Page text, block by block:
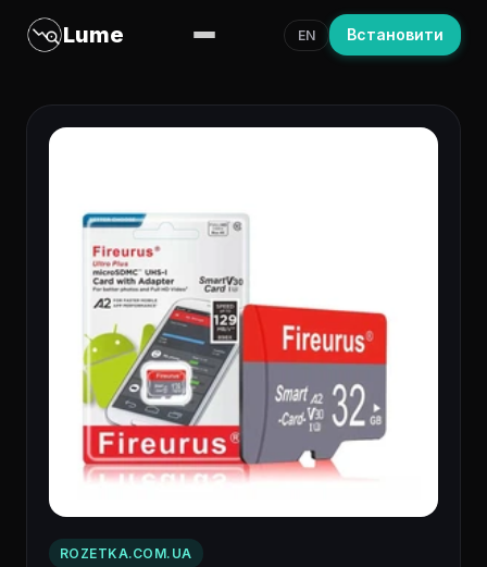
Lume EN Встановити
ROZETKA.COM.UA